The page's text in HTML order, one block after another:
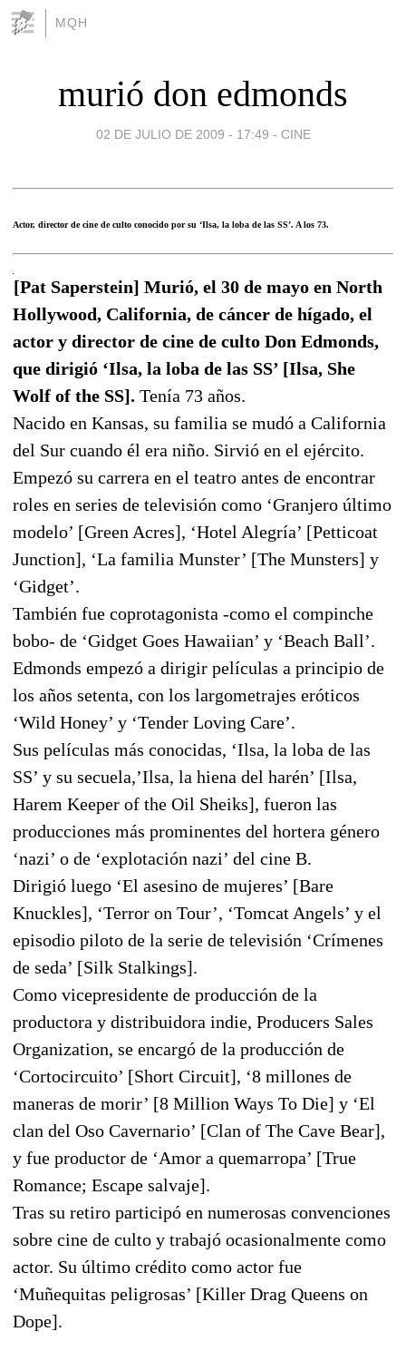
MQH
murió don edmonds
02 DE JULIO DE 2009 - 17:49 - CINE
Actor, director de cine de culto conocido por su ‘Ilsa, la loba de las SS’. A los 73.
[Pat Saperstein] Murió, el 30 de mayo en North
Hollywood, California, de cáncer de hígado, el
actor y director de cine de culto Don Edmonds,
que dirigió ‘Ilsa, la loba de las SS’ [Ilsa, She
Wolf of the SS]. Tenía 73 años.
Nacido en Kansas, su familia se mudó a California
del Sur cuando él era niño. Sirvió en el ejército.
Empezó su carrera en el teatro antes de encontrar
roles en series de televisión como ‘Granjero último
modelo’ [Green Acres], ‘Hotel Alegría’ [Petticoat
Junction], ‘La familia Munster’ [The Munsters] y
‘Gidget’.
También fue coprotagonista -como el compinche
bobo- de ‘Gidget Goes Hawaiian’ y ‘Beach Ball’.
Edmonds empezó a dirigir películas a principio de
los años setenta, con los largometrajes eróticos
‘Wild Honey’ y ‘Tender Loving Care’.
Sus películas más conocidas, ‘Ilsa, la loba de las
SS’ y su secuela,’Ilsa, la hiena del harén’ [Ilsa,
Harem Keeper of the Oil Sheiks], fueron las
producciones más prominentes del hortera género
‘nazi’ o de ‘explotación nazi’ del cine B.
Dirigió luego ‘El asesino de mujeres’ [Bare
Knuckles], ‘Terror on Tour’, ‘Tomcat Angels’ y el
episodio piloto de la serie de televisión ‘Crímenes
de seda’ [Silk Stalkings].
Como vicepresidente de producción de la
productora y distribuidora indie, Producers Sales
Organization, se encargó de la producción de
‘Cortocircuito’ [Short Circuit], ‘8 millones de
maneras de morir’ [8 Million Ways To Die] y ‘El
clan del Oso Cavernario’ [Clan of The Cave Bear],
y fue productor de ‘Amor a quemarropa’ [True
Romance; Escape salvaje].
Tras su retiro participó en numerosas convenciones
sobre cine de culto y trabajó ocasionalmente como
actor. Su último crédito como actor fue
‘Muñequitas peligrosas’ [Killer Drag Queens on
Dope].